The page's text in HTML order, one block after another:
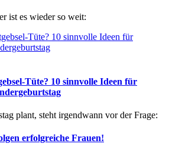
ist es wieder so weit:
Tüte? 10 sinnvolle Ideen für
plant, steht irgendwann vor der Frage:
erfolgreiche Frauen!